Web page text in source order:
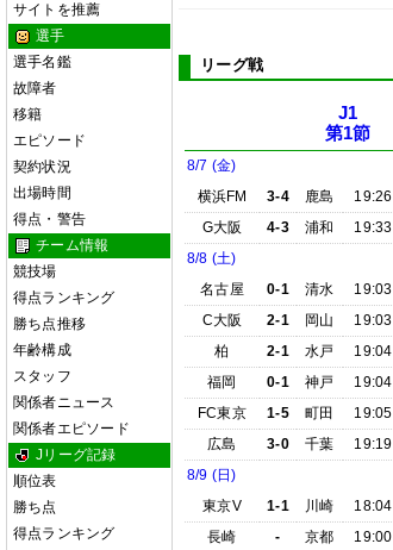
サイトを推薦
選手
選手名鑑
故障者
移籍
エピソード
契約状況
出場時間
得点・警告
チーム情報
競技場
得点ランキング
勝ち点推移
年齢構成
スタッフ
関係者ニュース
関係者エピソード
Jリーグ記録
順位表
勝ち点
得点ランキング
リーグ戦
J1
第1節
8/7 (金)
横浜FM
3-4 鹿島 19:26
G大阪
4-3 浦和 19:33
8/8 (土)
名古屋
0-1 清水 19:03
C大阪
2-1 岡山 19:03
柏
2-1 水戸 19:04
福岡
0-1 神戸 19:04
FC東京
1-5 町田 19:05
広島
3-0 千葉 19:19
8/9 (日)
東京V
1-1 川崎 18:04
長崎
- 京都 19:00